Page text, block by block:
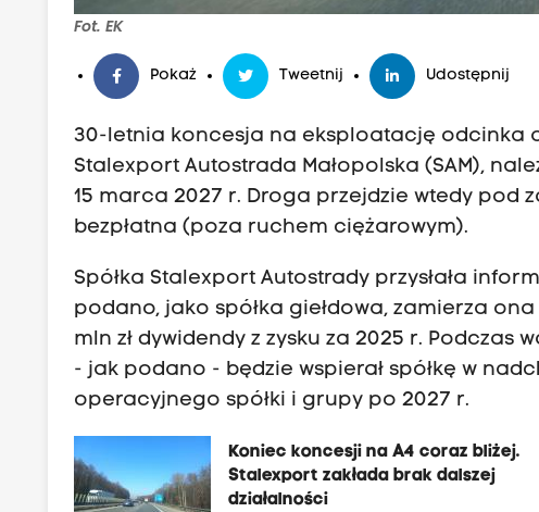
Fot. EK
Pokaż Tweetnij Udostępnij
30-letnia koncesja na eksploatację odcinka
Stalexport Autostrada Małopolska (SAM),
15 marca 2027 r. Droga przejdzie wtedy pod
bezpłatna (poza ruchem ciężarowym).
Spółka Stalexport Autostrady przysłała
podano, jako spółka giełdowa, zamierza
mln zł dywidendy z zysku za 2025 r.
- jak podano - będzie wspierał spółkę w
operacyjnego spółki i grupy po 2027 r.
Koniec koncesji na A4 coraz bliżej.
Stalexport zakłada brak dalszej
działalności